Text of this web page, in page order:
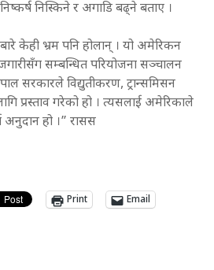
निस्किने र अगाडि बढ्ने बताए ।
केही भ्रम पनि होलान् । यो अमेरिकन
सम्बन्धित परियोजना सञ्चालन
सरकारले विद्युतीकरण, ट्रान्समिसन
प्रस्ताव गरेको हो । त्यसलाई अमेरिकाले
अनुदान हो ।” रासस
Print Email